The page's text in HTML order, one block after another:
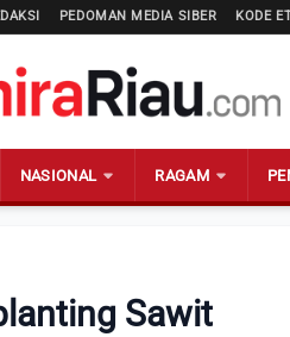
PEDOMAN MEDIA SIBER KODE
NASIONAL RAGAM
Sawit